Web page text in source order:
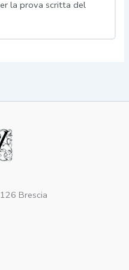
la prova scritta del
Brescia